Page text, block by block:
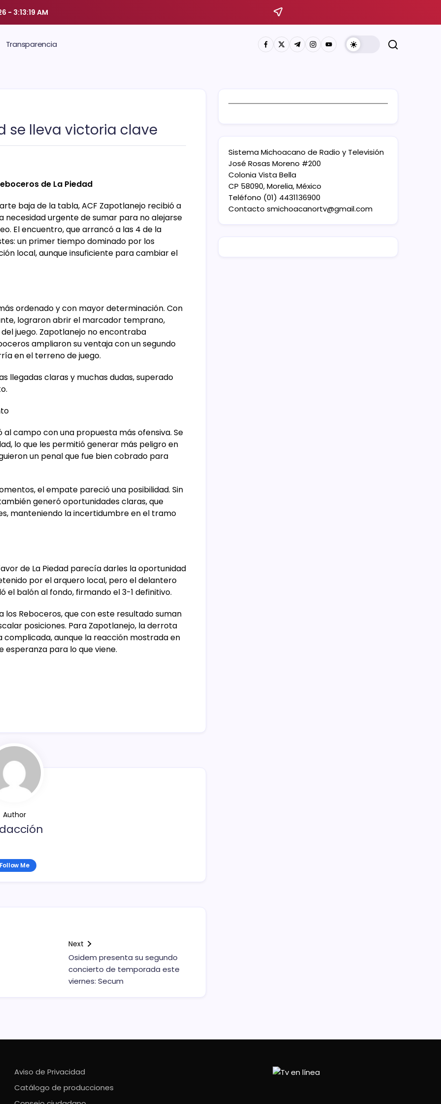
- 3:13:20 AM
Transparencia
se lleva victoria clave
de La Piedad
baja de la tabla, ACF Zapotlanejo recibió a
necesidad urgente de sumar para no alejarse
El encuentro, que arrancó a las 4 de la
un primer tiempo dominado por los
local, aunque insuficiente para cambiar el
ordenado y con mayor determinación. Con
lograron abrir el marcador temprano,
juego. Zapotlanejo no encontraba
ampliaron su ventaja con un segundo
en el terreno de juego.
llegadas claras y muchas dudas, superado
campo con una propuesta más ofensiva. Se
lo que les permitió generar más peligro en
un penal que fue bien cobrado para
el empate pareció una posibilidad. Sin
generó oportunidades claras, que
manteniendo la incertidumbre en el tramo
de La Piedad parecía darles la oportunidad
por el arquero local, pero el delantero
balón al fondo, firmando el 3-1 definitivo.
Reboceros, que con este resultado suman
posiciones. Para Zapotlanejo, la derrota
aunque la reacción mostrada en
esperanza para lo que viene.
Author
Follow Me
Next
Osidem presenta su segundo
concierto de temporada este
viernes: Secum
Sistema Michoacano de Radio y Televisión
José Rosas Moreno #200
Colonia Vista Bella
CP 58090, Morelia, México
Teléfono (01) 4431136900
Contacto smichoacanortv@gmail.com
Aviso de Privacidad
Catálogo de producciones